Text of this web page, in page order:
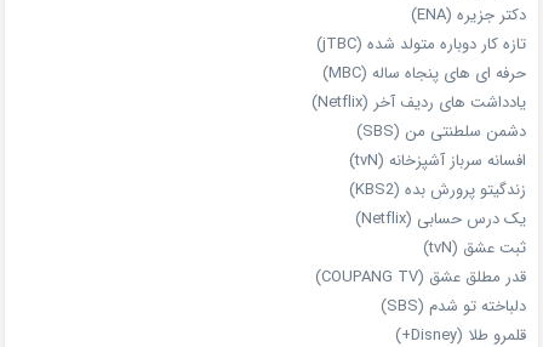
دکتر جزیره (ENA)
تازه‌ کار دوباره‌ متولد شده (jTBC)
حرفه‌ ای‌ های پنجاه‌ ساله (MBC)
یادداشت‌ های ردیف آخر (Netflix)
دشمن سلطنتی من (SBS)
افسانه سرباز آشپزخانه (tvN)
زندگیتو پرورش بده (KBS2)
یک درس حسابی (Netflix)
ثبت عشق (tvN)
قدر مطلق عشق (COUPANG TV)
دلباخته تو شدم (SBS)
قلمرو طلا (Disney+)